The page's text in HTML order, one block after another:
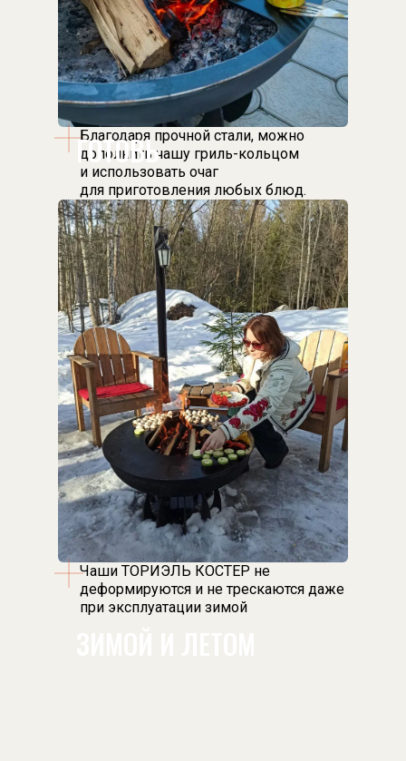
Благодаря прочной стали, можно
дополнить чашу гриль-кольцом
и использовать очаг
для приготовления любых блюд.
Чаши ТОРИЭЛЬ КОСТЕР не
деформируются и не трескаются даже
при эксплуатации зимой
ГОТОВЬ